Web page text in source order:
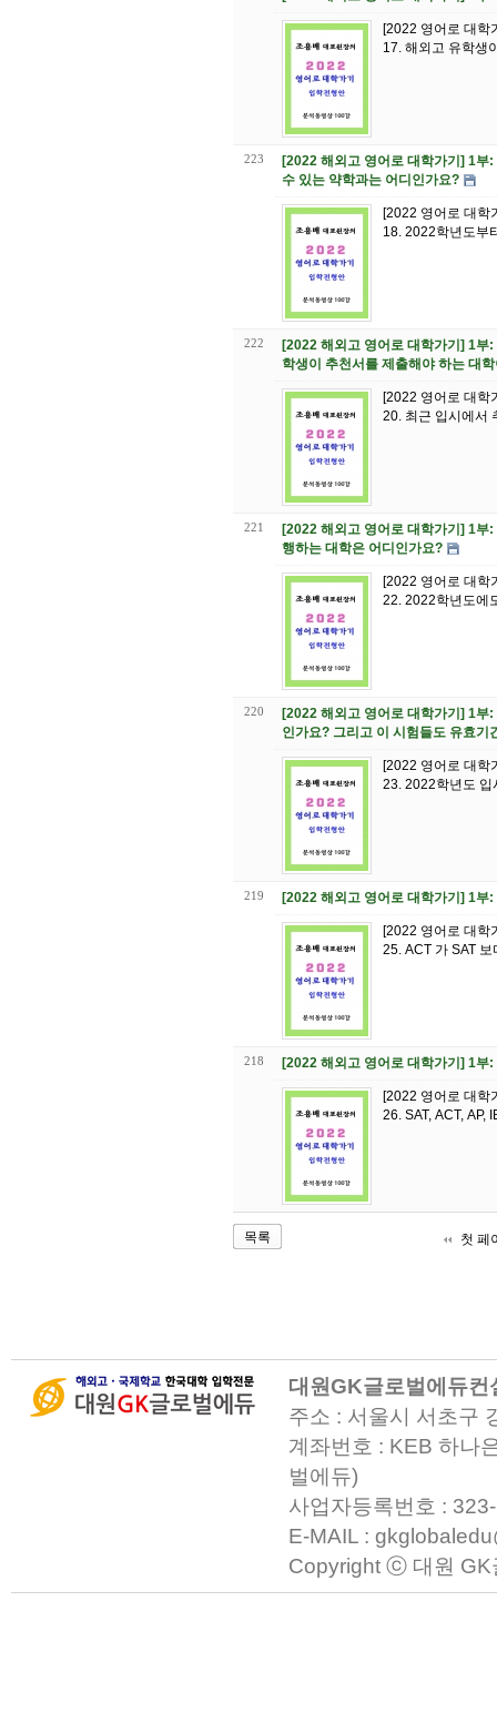
[2022 영어로 대학
223
[2022 해외고 영어로 대학가기] 1부
수 있는 약학과는 어디인가요?
[2022 영어로 대학
18. 2022학년도부
222
[2022 해외고 영어로 대학가기] 1부
학생이 추천서를 제출해야 하는 대
[2022 영어로 대학
20. 최근 입시에서
221
[2022 해외고 영어로 대학가기] 1부
행하는 대학은 어디인가요?
[2022 영어로 대학
22. 2022학년도에
220
[2022 해외고 영어로 대학가기] 1부
인가요? 그리고 이 시험들도 유효기
[2022 영어로 대학
23. 2022학년도 입
219 [2022 해외고 영어로 대학가기] 1부
[2022 영어로 대학
218 [2022 해외고 영어로 대학가기] 1부
[2022 영어로 대학
목록 첫 페
대원GK글로벌에듀
주소 : 서울시 서초구
계좌번호 : KEB 하나
벌에듀)
사업자등록번호 :
E-MAIL :
Copyright ⓒ 대원 GK